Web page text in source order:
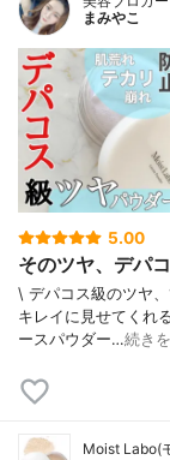
まみやこ
5.00
そのツヤ、デパ
\ デパコス級のツヤ
キレイに見せてくれ
ースパウダー⁡⁡…続き
Moist Labo(